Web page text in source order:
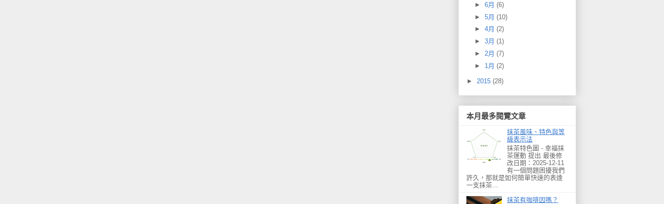
► 6月 (6)
► 5月 (10)
► 4月 (2)
► 3月 (1)
► 2月 (7)
► 1月 (2)
► 2015 (28)
本月最多閱覽文章
抹茶風味、特色與等
級表示法
抹茶特色圖 - 幸福抹
茶運動 提出 最後修
改日期：2025-12-11
有一個問題困擾我們
許久，那就是如何簡單快速的表達
一支抹茶...
抹茶有咖啡因嗎？